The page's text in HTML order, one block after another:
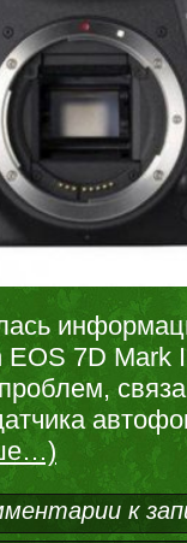
7D Mark
к